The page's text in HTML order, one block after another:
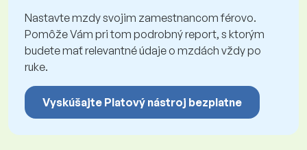
Nastavte mzdy svojim zamestnancom férovo.
Pomôže Vám pri tom podrobný report, s ktorým
budete mať relevantné údaje o mzdách vždy po
ruke.
Vyskúšajte Platový nástroj bezplatne